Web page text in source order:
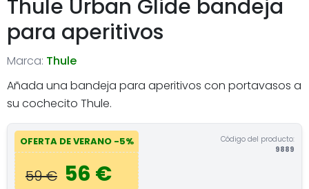
Thule Urban Glide bandeja
para aperitivos
Marca: Thule
Añada una bandeja para aperitivos con portavasos a
su cochecito Thule.
OFERTA DE VERANO -5%
59 € 56 €
Código del producto:
9889